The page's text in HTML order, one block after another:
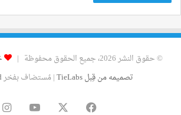
© حقوق النشر 2026، جميع الحقوق محفوظة |
تصميمه من قِبل TieLabs
| مُستضاف بفخر
فيسبوك ‫YouTube